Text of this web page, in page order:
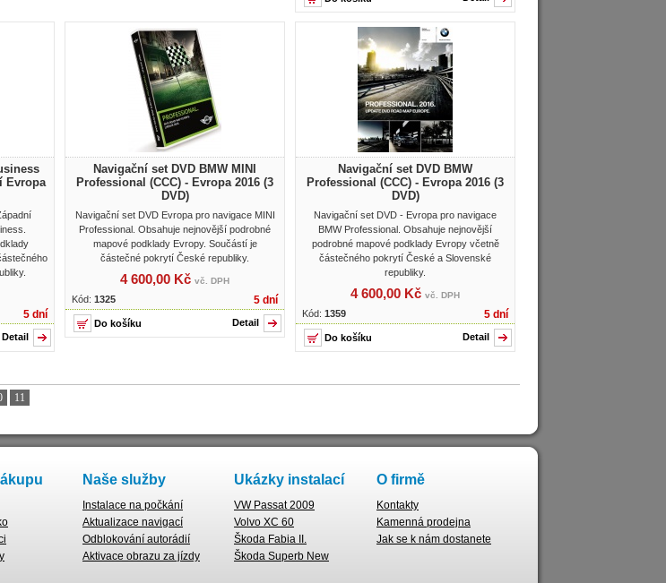
Evropa
5 dní
Detail
Navigační set DVD BMW MINI
Professional (CCC) - Evropa 2016 (3
DVD)
Navigační set DVD Evropa pro navigace MINI
Professional. Obsahuje nejnovější podrobné
mapové podklady Evropy. Součástí je
částečné pokrytí České republiky.
4 600,00 Kč vč. DPH
Kód: 1325 5 dní
Detail
Navigační set DVD BMW
Professional (CCC) - Evropa 2016 (3
DVD)
Navigační set DVD - Evropa pro navigace
BMW Professional. Obsahuje nejnovější
podrobné mapové podklady Evropy včetně
částečného pokrytí České a Slovenské
republiky.
4 600,00 Kč vč. DPH
Kód: 1359 5 dní
Detail
11
Naše služby
Instalace na počkání
Aktualizace navigací
Odblokování autorádií
Aktivace obrazu za jízdy
Ukázky instalací
VW Passat 2009
Volvo XC 60
Škoda Fabia II.
Škoda Superb New
O firmě
Kontakty
Kamenná prodejna
Jak se k nám dostanete